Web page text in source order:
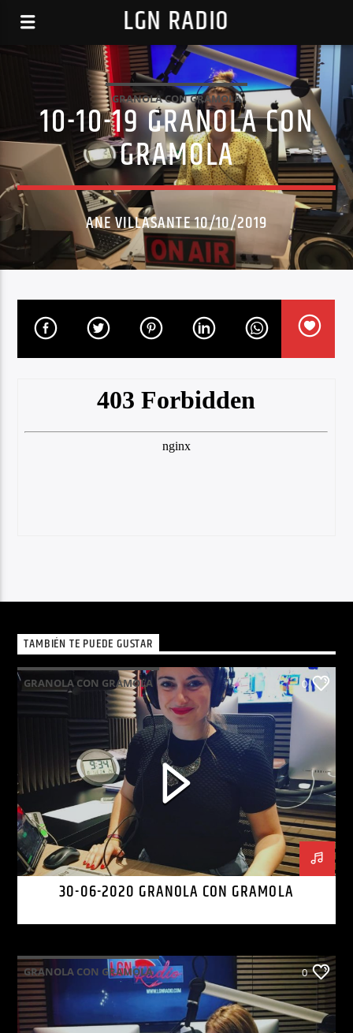
LGN RADIO
GRANOLA CON GRAMOLA
10-10-19 GRANOLA CON
GRAMOLA
ANE VILLASANTE 10/10/2019
TAMBIÉN TE PUEDE GUSTAR
GRANOLA CON GRAMOLA 0
30-06-2020 GRANOLA CON GRAMOLA
GRANOLA CON GRAMOLA 0